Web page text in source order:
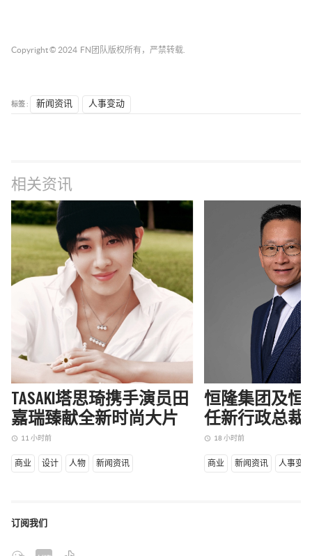
Copyright © 2024 FN团队 版权所有，严禁转载.
标签 : 新闻资讯 人事变动
相关资讯
TASAKI塔思琦携手演员田
嘉瑞臻献全新时尚大片
access_time 11 小时前
商业 设计 人物 新闻资讯
恒隆集团及恒
任新行政总裁
access_time 18 小时前
商业 新闻资讯 人事变动
订阅我们